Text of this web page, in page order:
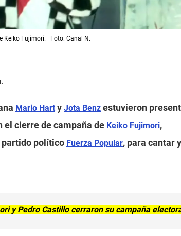
Keiko Fujimori. | Foto: Canal N.
Mario Hart y Jota Benz estuvieron
el cierre de campaña de Keiko Fujimori,
político Fuerza Popular, para cantar y
y Pedro Castillo cerraron su campaña